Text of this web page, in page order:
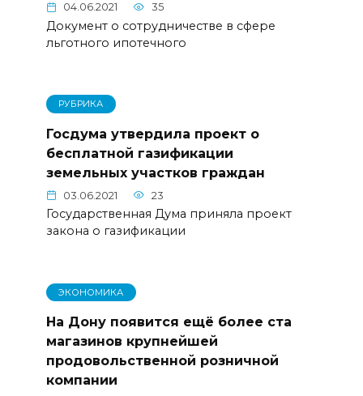
04.06.2021 35
Документ о сотрудничестве в сфере
льготного ипотечного
РУБРИКА
Госдума утвердила проект о
бесплатной газификации
земельных участков граждан
03.06.2021 23
Государственная Дума приняла проект
закона о газификации
ЭКОНОМИКА
На Дону появится ещё более ста
магазинов крупнейшей
продовольственной розничной
компании